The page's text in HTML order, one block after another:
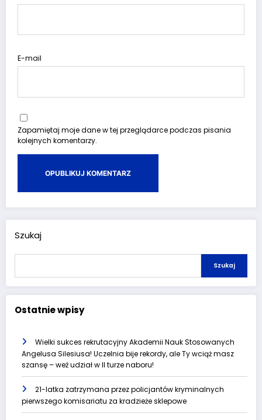
E-mail
Zapamiętaj moje dane w tej przeglądarce podczas pisania
kolejnych komentarzy.
Szukaj
Szukaj
Ostatnie wpisy
Wielki sukces rekrutacyjny Akademii Nauk Stosowanych
Angelusa Silesiusa! Uczelnia bije rekordy, ale Ty wciąż masz
szansę – weź udział w II turze naboru!
21-latka zatrzymana przez policjantów kryminalnych
pierwszego komisariatu za kradzieże sklepowe